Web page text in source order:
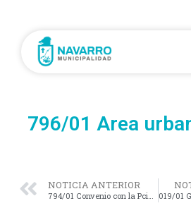
796/01 Area
NOTICIA ANTERIOR
794/01 Convenio con la Pcia de Buenos Aires